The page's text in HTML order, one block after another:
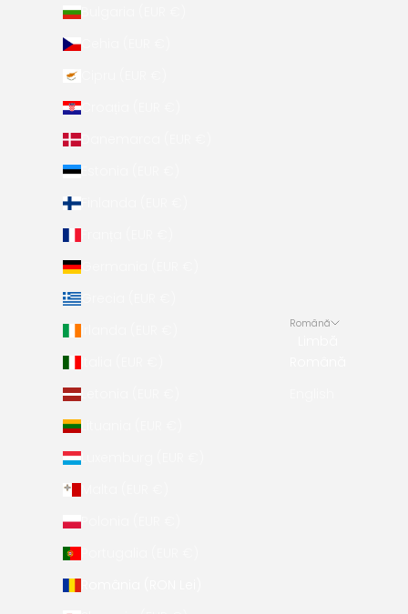
Bulgaria (EUR €)
Cehia (EUR €)
Croația (EUR €)
Danemarca (EUR €)
Estonia (EUR €)
Finlanda (EUR €)
Franța (EUR €)
Germania (EUR €)
Grecia (EUR €)
Irlanda (EUR €)
Italia (EUR €)
Letonia (EUR €)
Lituania (EUR €)
Luxemburg (EUR €)
Malta (EUR €)
Polonia (EUR €)
Portugalia (EUR €)
România (RON Lei)
Română